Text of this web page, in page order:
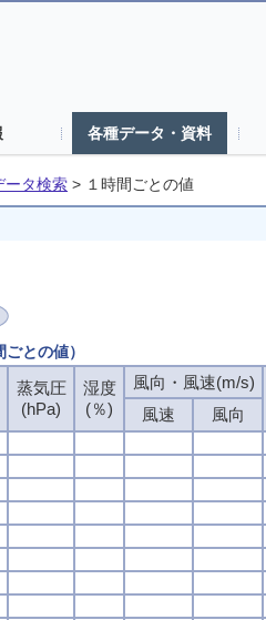
各種データ・資料
ータ検索 > １時間ごとの値
との値）
蒸気圧
(hPa)
湿度
(％)
風向・風速(m/s)
風速 風向